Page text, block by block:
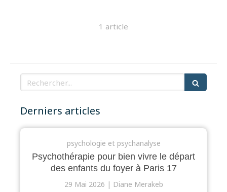
1 article
Rechercher
Derniers articles
psychologie et psychanalyse
Psychothérapie pour bien vivre le départ
des enfants du foyer à Paris 17
29 Mai 2026 Diane Merakeb